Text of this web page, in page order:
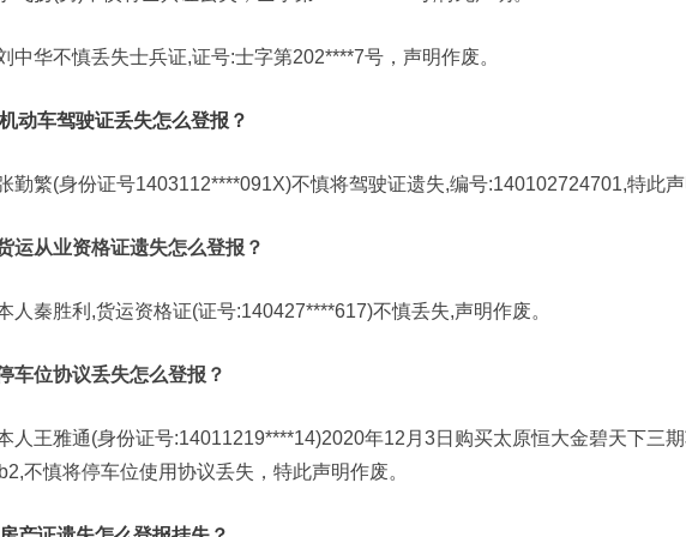
中华不慎丢失士兵证,证号:士字第202****7号，声明作废。
机动车驾驶证丢失怎么登报？
勤繁(身份证号1403112****091X)不慎将驾驶证遗失,编号:140102724701,特此声
运从业资格证遗失怎么登报？
人秦胜利,货运资格证(证号:140427****617)不慎丢失,声明作废。
车位协议丢失怎么登报？
人王雅通(身份证号:14011219****14)2020年12月3日购买太原恒大金碧天下三
不慎将停车位使用协议丢失，特此声明作废。